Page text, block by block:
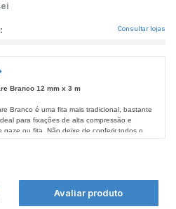
Consultar lojas
Branco 12 mm x 3 m
Branco é uma fita mais tradicional, bastante
para fixações de alta compressão e
ou fita. Não deixe de conferir todos os
.
Avaliar produto